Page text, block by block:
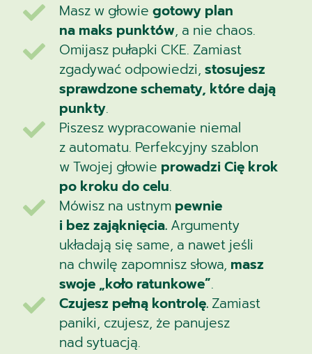
 Masz w głowie gotowy plan
na maks punktów, a nie chaos.

Omijasz pułapki CKE. Zamiast
zgadywać odpowiedzi, stosujesz
sprawdzone schematy, które dają
punkty.

Piszesz wypracowanie niemal
z automatu. Perfekcyjny szablon
w Twojej głowie prowadzi Cię krok
po kroku do celu.
 Mówisz na ustnym pewnie
i bez zająknięcia. Argumenty
układają się same, a nawet jeśli
na chwilę zapomnisz słowa, masz
swoje „koło ratunkowe”.
 Czujesz pełną kontrolę. Zamiast
paniki, czujesz, że panujesz
nad sytuacją.